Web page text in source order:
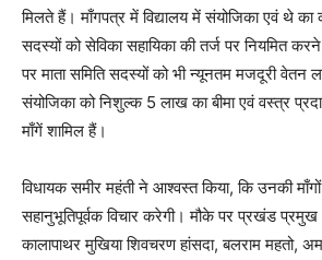
मिलते हैं। माँगपत्र में विद्यालय में संयोजिका एवं थे का
सदस्यों को सेविका सहायिका की तर्ज पर नियमित
पर माता समिति सदस्यों को भी न्यूनतम मजदूरी वेतन
संयोजिका को निशुल्क 5 लाख का बीमा एवं वस्त्र
माँगें शामिल हैं।
विधायक समीर महंती ने आश्वस्त किया, कि उनकी
सहानुभूतिपूर्वक विचार करेगी। मौके पर प्रखंड
कालापाथर मुखिया शिवचरण हांसदा, बलराम महतो,